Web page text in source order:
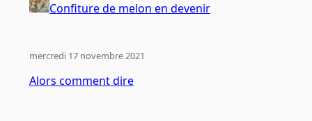
Confiture de melon en devenir
Alors comment dire
mercredi 17 novembre 2021